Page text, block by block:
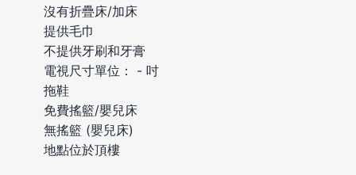
沒有折疊床/加床
提供毛巾
不提供牙刷和牙膏
電視尺寸單位： - 吋
拖鞋
免費搖籃/嬰兒床
無搖籃 (嬰兒床)
地點位於頂樓